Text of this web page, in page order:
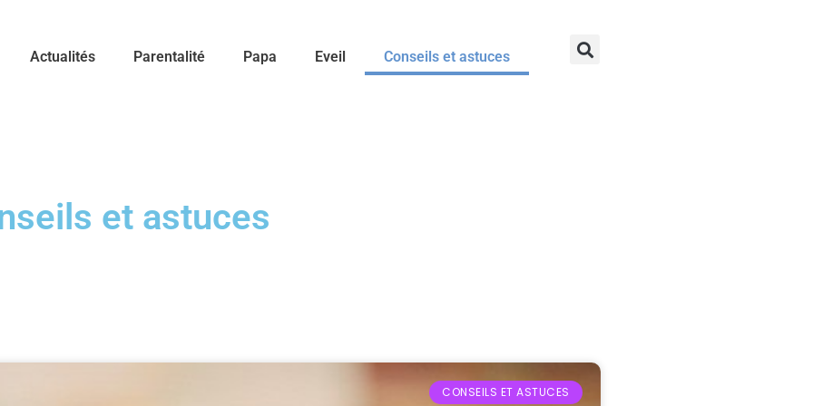
Actualités Parentalité Papa Eveil Conseils et astuces
et astuces
CONSEILS ET ASTUCES